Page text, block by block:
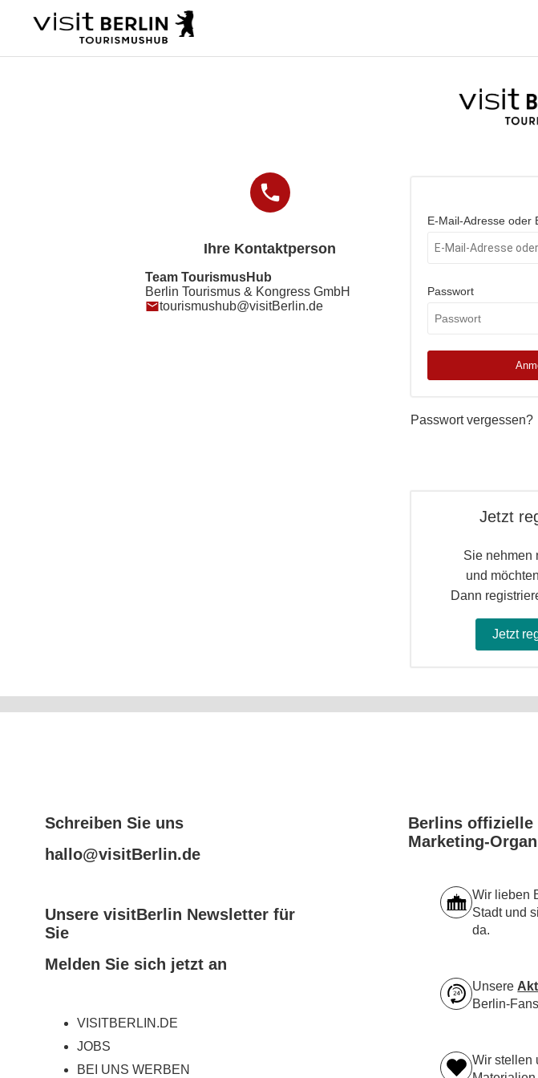
Ihre Kontaktperson
Team TourismusHub
Berlin Tourismus & Kongress GmbH
tourismushub@visitBerlin.de
E-Mail-Adresse oder
Passwort
Passwort vergessen?
Jetzt
Sie nehmen
und
Dann
Jetzt
Schreiben Sie uns
hallo@visitBerlin.de
Unsere visitBerlin Newsletter für
Sie
Melden Sie sich jetzt an
VISITBERLIN.DE
JOBS
BEI UNS WERBEN
Berlins offizielle
Marketing-
Wir lieben
Stadt und
da.
Unsere
Berlin-
Wir stellen